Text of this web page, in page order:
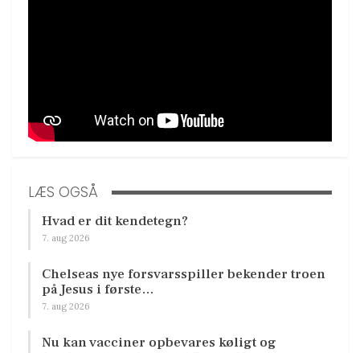
LÆS OGSÅ
Hvad er dit kendetegn?
7. aug 2026
Chelseas nye forsvarsspiller bekender troen
på Jesus i første…
7. aug 2026
Nu kan vacciner opbevares køligt og